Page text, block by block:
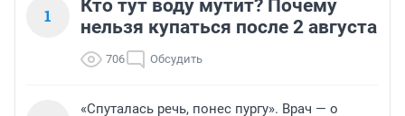
1
Кто тут воду мутит? Почему
нельзя купаться после 2 августа
706 Обсудить
«Спуталась речь, понес пургу». Врач — о